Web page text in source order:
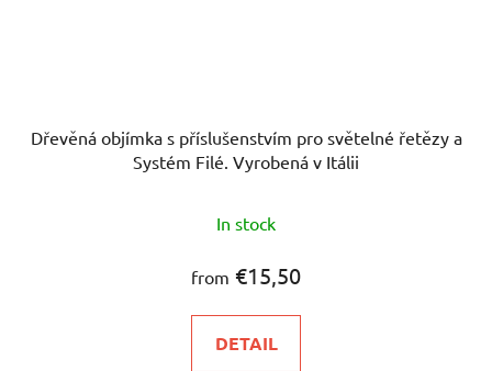
Dřevěná objímka s příslušenstvím pro světelné řetězy a
Systém Filé. Vyrobená v Itálii
In stock
from €15,50
DETAIL